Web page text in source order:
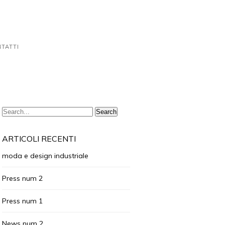
ARTICOLI RECENTI
moda e design industriale
Press num 2
Press num 1